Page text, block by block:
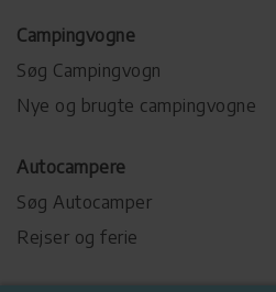
Campingvogne
Søg Campingvogn
Nye og brugte campingvogne
Autocampere
Søg Autocamper
Rejser og ferie